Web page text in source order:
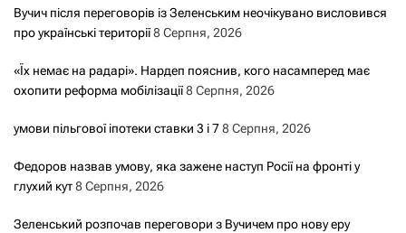
а
и
с
а
Вучич після переговорів із Зеленським неочікувано висловився
про українські території8 Серпня, 2026
«Їх немає на радарі». Нардеп пояснив, кого насамперед має
охопити реформа мобілізації8 Серпня, 2026
умови пільгової іпотеки ставки 3 і 78 Серпня, 2026
Федоров назвав умову, яка зажене наступ Росії на фронті у
глухий кут8 Серпня, 2026
Зеленський розпочав переговори з Вучичем про нову еру